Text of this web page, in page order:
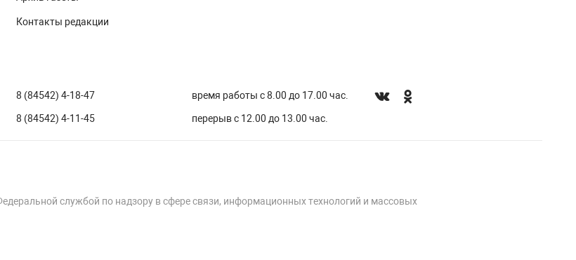
Контакты редакции
8 (84542) 4-18-47
8 (84542) 4-11-45
время работы с 8.00 до 17.00 час.
перерыв с 12.00 до 13.00 час.
службой по надзору в сфере связи, информационных технологий и массовых